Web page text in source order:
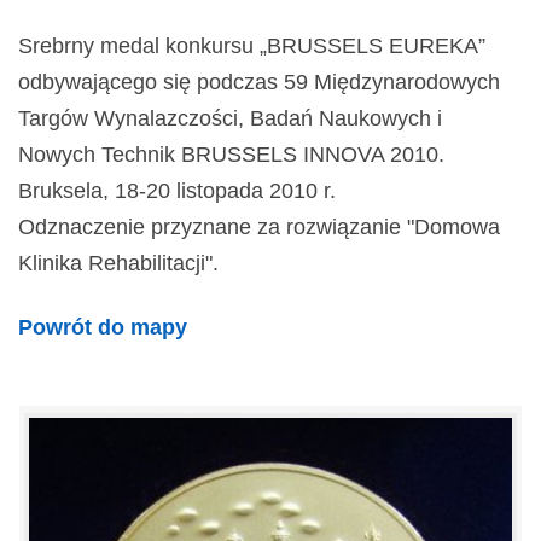
Srebrny medal konkursu „BRUSSELS EUREKA”
odbywającego się podczas 59 Międzynarodowych
Targów Wynalazczości, Badań Naukowych i
Nowych Technik BRUSSELS INNOVA 2010.
Bruksela, 18-20 listopada 2010 r.
Odznaczenie przyznane za rozwiązanie "Domowa
Klinika Rehabilitacji".
Powrót do mapy